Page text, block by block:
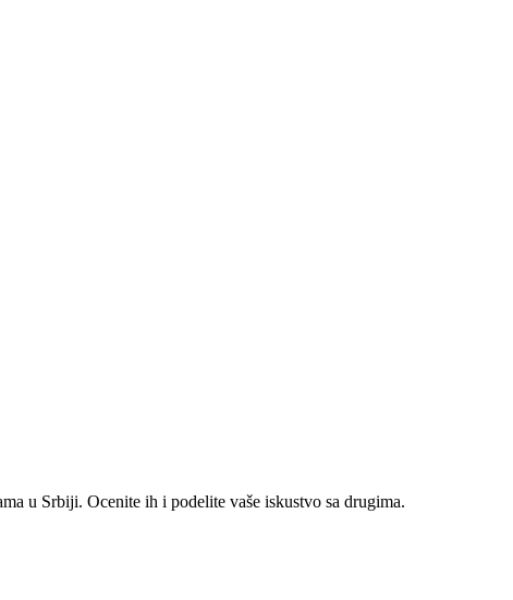
u Srbiji. Ocenite ih i podelite vaše iskustvo sa drugima.